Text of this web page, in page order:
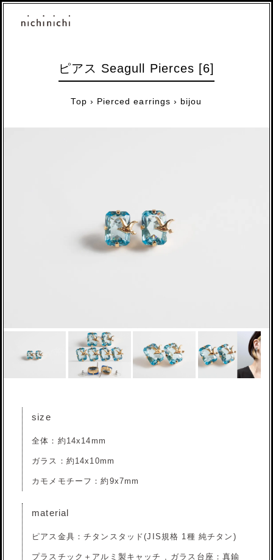
ピアス Seagull Pierces [6]
Top › Pierced earrings › bijou
size
全体：約14x14mm
ガラス：約14x10mm
カモメモチーフ：約9x7mm
material
ピアス金具：チタンスタッド(JIS規格 1種 純チタン)
プラスチック＋アルミ製キャッチ , ガラス台座：真鍮